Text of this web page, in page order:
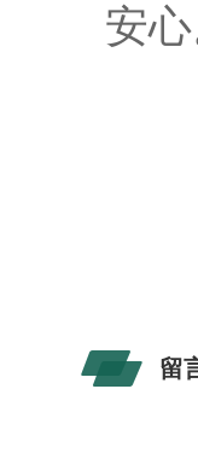
安
留